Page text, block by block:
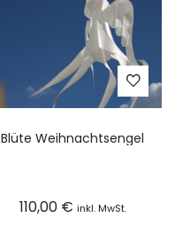
Blüte Weihnachtsengel
110,00 € inkl. MwSt.